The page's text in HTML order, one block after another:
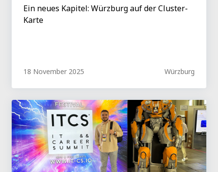
Ein neues Kapitel: Würzburg auf der Cluster-
Karte
18 November 2025 Würzburg